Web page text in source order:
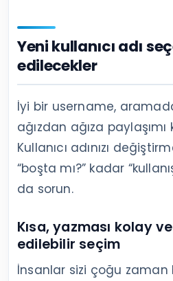
Yeni kullanıcı adı
edilecekler
İyi bir username,
ağızdan ağıza paylaşımı
Kullanıcı adınızı
“boşta mı?” kadar
da sorun.
Kısa, yazması kolay
edilebilir seçim
İnsanlar sizi çoğu